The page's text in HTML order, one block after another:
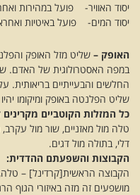
יסוד האוויר- פועל במהירות
יסוד המים- פועל באיטיות
האופק – שליט מזל האופק
במפה האסטרולוגית של האדם.
החלשים והבעייתיים בריאותית.
שליט הפלנטה באופק ומיקומו
כל המזלות הקוטביים
טלה מול מאזניים, שור מול
דלי, בתולה מול דגים.
הקבוצות והשפעתם ההדדית:
הקבוצה הראשית[קרדינל] – טלה,
מושפעים זה מזה באיזורי הגוף